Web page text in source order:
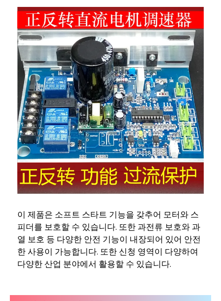
이 제품은 소프트 스타트 기능을 갖추어 모터와 스
피더를 보호할 수 있습니다. 또한 과전류 보호와 과
열 보호 등 다양한 안전 기능이 내장되어 있어 안전
한 사용이 가능합니다. 또한 신청 영역이 다양하여
다양한 산업 분야에서 활용할 수 있습니다.